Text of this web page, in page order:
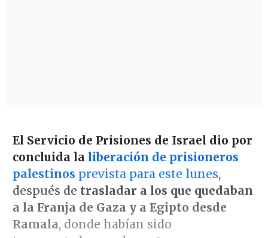
El Servicio de Prisiones de Israel dio por
concluida la liberación de prisioneros
palestinos prevista para este lunes,
después de trasladar a los que quedaban
a la Franja de Gaza y a Egipto desde
Ramala, donde habían sido